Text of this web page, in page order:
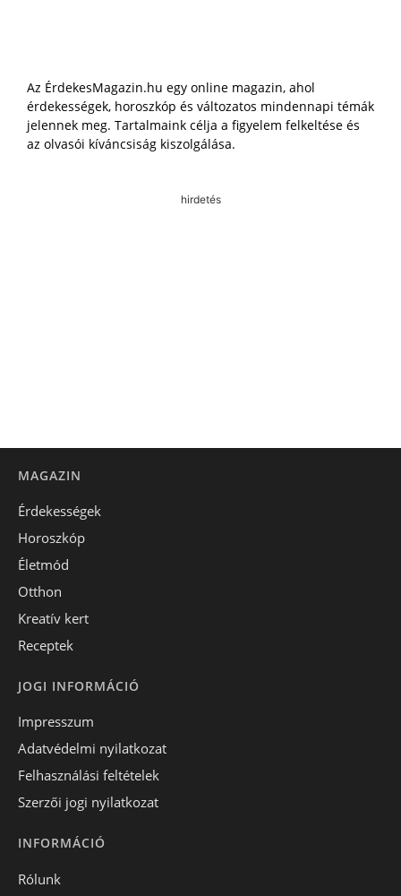
Az ÉrdekesMagazin.hu egy online magazin, ahol
érdekességek, horoszkóp és változatos mindennapi témák
jelennek meg. Tartalmaink célja a figyelem felkeltése és
az olvasói kíváncsiság kiszolgálása.
hirdetés
MAGAZIN
Érdekességek
Horoszkóp
Életmód
Otthon
Kreatív kert
Receptek
JOGI INFORMÁCIÓ
Impresszum
Adatvédelmi nyilatkozat
Felhasználási feltételek
Szerzői jogi nyilatkozat
INFORMÁCIÓ
Rólunk